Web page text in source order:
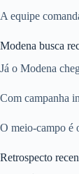
A equipe
Modena busca
Já o Modena
Com campanha
O meio-campo é
Retrospecto